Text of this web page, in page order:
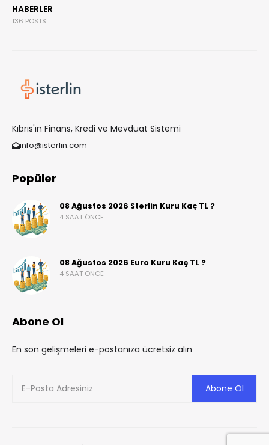
HABERLER
136 POSTS
Kıbrıs'ın Finans, Kredi ve Mevduat Sistemi
info@isterlin.com
Popüler
08 Ağustos 2026 Sterlin Kuru Kaç TL ?
4 SAAT ÖNCE
08 Ağustos 2026 Euro Kuru Kaç TL ?
4 SAAT ÖNCE
Abone Ol
En son gelişmeleri e-postanıza ücretsiz alın